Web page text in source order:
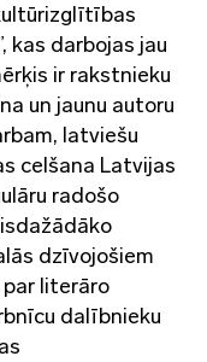
kas darbojas jau
ir rakstnieku
un jaunu autoru
latviešu
celšana Latvijas
radošo
dzīvojošiem
literāro
dalībnieku